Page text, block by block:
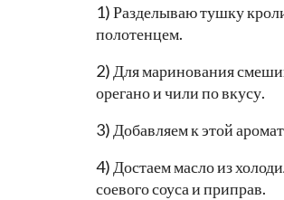
1) Разделываю тушку
полотенцем.
2) Для маринования
орегано и чили по вкусу.
3) Добавляем к этой
4) Достаем масло из
соевого соуса и приправ.